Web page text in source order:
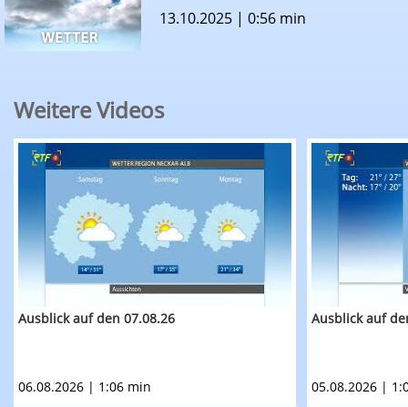
13.10.2025 | 0:56 min
Weitere Videos
RTF.1-Wetter: Ausblick auf den 07.08.26
Ausblick auf den 07.08.26
06.08.2026 | 1:06 min
RTF.1-
Ausblick auf
05.08.2026 |